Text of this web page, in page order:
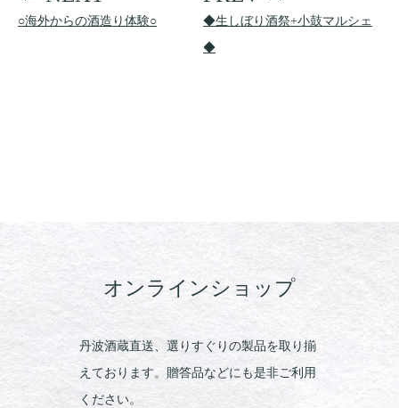
○海外からの酒造り体験○
◆生しぼり酒祭+小鼓マルシェ
◆
オンラインショップ
丹波酒蔵直送、選りすぐりの製品を取り揃
えております。贈答品などにも是非ご利用
ください。